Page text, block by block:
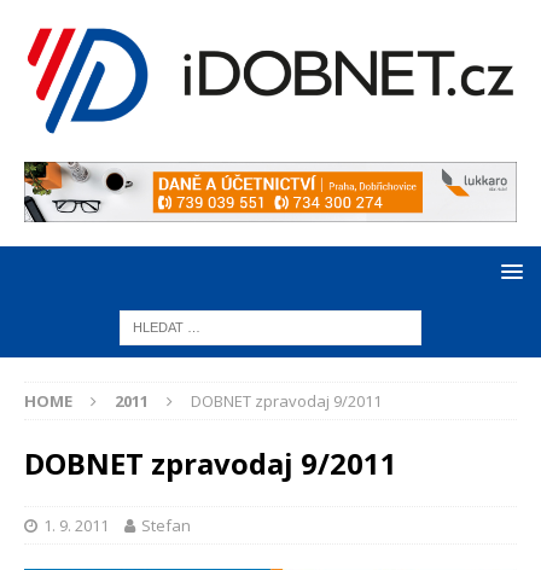
HOME 2011 DOBNET zpravodaj 9/2011
DOBNET zpravodaj 9/2011
1. 9. 2011 Stefan